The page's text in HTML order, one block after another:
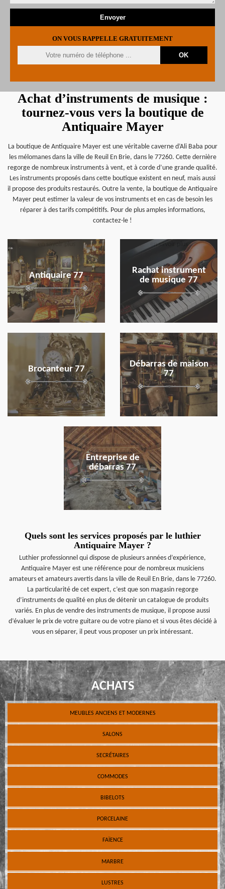
ON VOUS RAPPELLE GRATUITEMENT
Achat d’instruments de musique :
tournez-vous vers la boutique de
Antiquaire Mayer
La boutique de Antiquaire Mayer est une véritable caverne d’Ali Baba pour
les mélomanes dans la ville de Reuil En Brie, dans le 77260. Cette dernière
regorge de nombreux instruments à vent, et à corde d’une grande qualité.
Les instruments proposés dans cette boutique existent en neuf, mais aussi
il propose des produits restaurés. Outre la vente, la boutique de Antiquaire
Mayer peut estimer la valeur de vos instruments et en cas de besoin les
réparer à des tarifs compétitifs. Pour de plus amples informations,
contactez-le !
Antiquaire 77
en savoir plus
Rachat instrument
de musique 77
en savoir plus
Brocanteur 77
en savoir plus
Débarras de maison
77
en savoir plus
Entreprise de
débarras 77
en savoir plus
Quels sont les services proposés par le luthier
Antiquaire Mayer ?
Luthier professionnel qui dispose de plusieurs années d’expérience,
Antiquaire Mayer est une référence pour de nombreux musiciens
amateurs et amateurs avertis dans la ville de Reuil En Brie, dans le 77260.
La particularité de cet expert, c’est que son magasin regorge
d’instruments de qualité en plus de détenir un catalogue de produits
variés. En plus de vendre des instruments de musique, il propose aussi
d’évaluer le prix de votre guitare ou de votre piano et si vous êtes décidé à
vous en séparer, il peut vous proposer un prix intéressant.
ACHATS
MEUBLES ANCIENS ET MODERNES
SALONS
SECRÉTAIRES
COMMODES
BIBELOTS
PORCELAINE
FAÏENCE
MARBRE
LUSTRES